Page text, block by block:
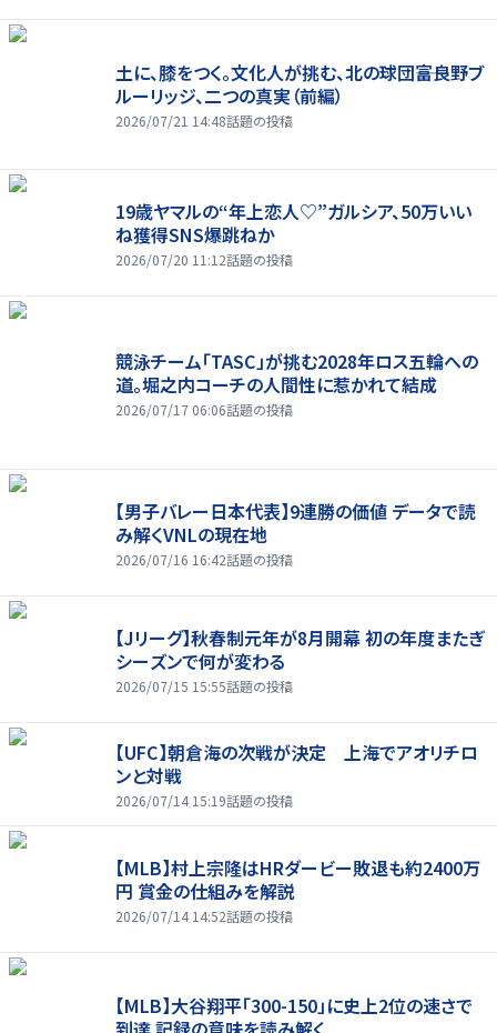
土に、膝をつく。文化人が挑む、北の球団――富良野ブ
ルーリッジ、二つの真実（前編）
2026/07/21 14:48話題の投稿
19歳ヤマルの“年上恋人♡”ガルシア、50万いい
ね獲得SNS爆跳ねか
2026/07/20 11:12話題の投稿
競泳チーム「TASC」が挑む2028年ロス五輪への
道。堀之内コーチの人間性に惹かれて結成
2026/07/17 06:06話題の投稿
【男子バレー日本代表】9連勝の価値 データで読
み解くVNLの現在地
2026/07/16 16:42話題の投稿
【Jリーグ】秋春制元年が8月開幕 初の年度またぎ
シーズンで何が変わる
2026/07/15 15:55話題の投稿
【UFC】朝倉海の次戦が決定 上海でアオリチロ
ンと対戦
2026/07/14 15:19話題の投稿
【MLB】村上宗隆はHRダービー敗退も約2400万
円 賞金の仕組みを解説
2026/07/14 14:52話題の投稿
【MLB】大谷翔平「300-150」に史上2位の速さで